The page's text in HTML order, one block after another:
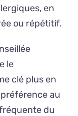
en
ou répétitif.
le
clé plus en
au
du